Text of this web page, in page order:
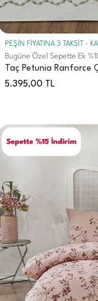
PEŞİN FİYATINA 3 TAKSİT -
Bugüne Özel Sepette Ek
Taç Petunia Ranforce
Takımı Pembe
5.395,00 TL